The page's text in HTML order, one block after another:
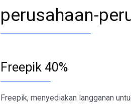
perusahaan-
Freepik 40%
Freepik, menyediakan langganan